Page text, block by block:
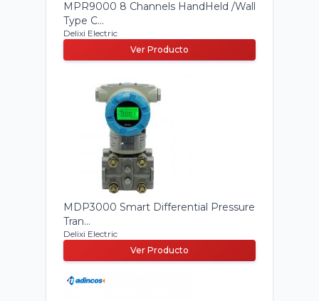
MPR9000 8 Channels HandHeld /Wall
Type C...
Delixi Electric
Ver Producto
MDP3000 Smart Differential Pressure
Tran...
Delixi Electric
Ver Producto